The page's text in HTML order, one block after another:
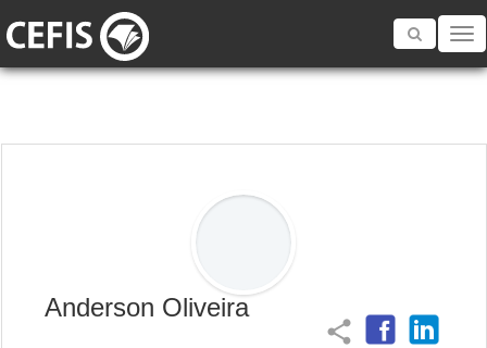
Toggle
Anderson Oliveira
share